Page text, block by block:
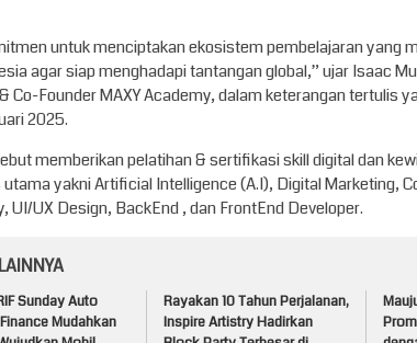
untuk menciptakan ekosistem pembelajaran yang
agar siap menghadapi tantangan global,” ujar Isaac
Co-Founder MAXY Academy, dalam keterangan tertulis
2025.
memberikan pelatihan & sertifikasi skill digital dan
yakni Artificial Intelligence (A.I), Digital Marketing,
UI/UX Design, BackEnd , dan FrontEnd Developer.
Sunday Auto
Mudahkan
Rayakan 10 Tahun Perjalanan,
Inspire Artistry Hadirkan